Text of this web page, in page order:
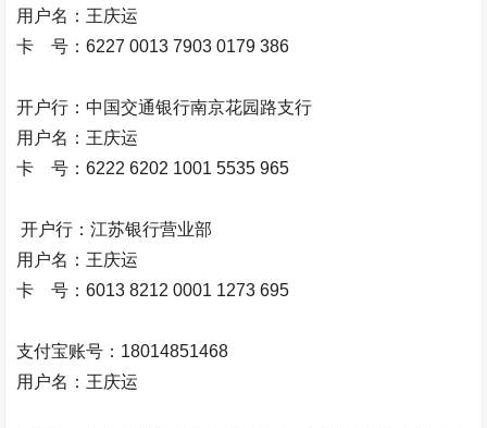
用户名：王庆运
卡 号：6227 0013 7903 0179 386
开户行：中国交通银行南京花园路支行
用户名：王庆运
卡 号：6222 6202 1001 5535 965
开户行：江苏银行营业部
用户名：王庆运
卡 号：6013 8212 0001 1273 695
支付宝账号：18014851468
用户名：王庆运